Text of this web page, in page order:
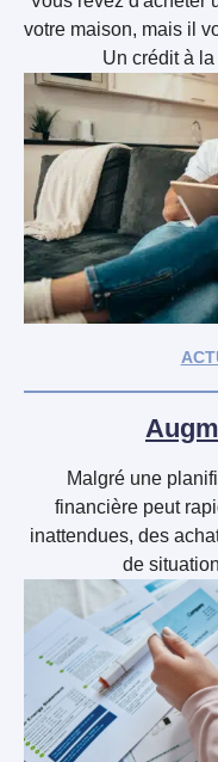
votre maison, mais il
Un crédit à
Malgré une
financière peut
inattendues, des
de